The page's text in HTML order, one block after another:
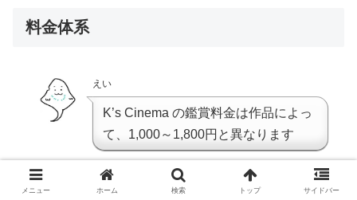
料金体系
えい
K’s Cinema の鑑賞料金は作品によっ
て、1,000～1,800円と異なります
友人くん
メニュー ホーム 検索 トップ サイドバー